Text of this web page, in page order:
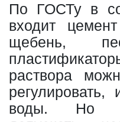
По ГОСТу в
входит
щебень,
раствора
регулировать,
воды. Но